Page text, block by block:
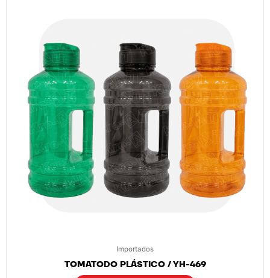
Importados
TOMATODO PLÁSTICO / YH-469